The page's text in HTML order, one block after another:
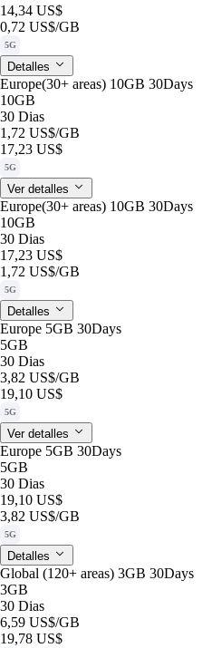
14,34 US$
0,72 US$/GB
5G
Detalles
Europe(30+ areas) 10GB 30Days
10GB
30 Dias
1,72 US$/GB
17,23 US$
5G
Ver detalles
Europe(30+ areas) 10GB 30Days
10GB
30 Dias
17,23 US$
1,72 US$/GB
5G
Detalles
Europe 5GB 30Days
5GB
30 Dias
3,82 US$/GB
19,10 US$
5G
Ver detalles
Europe 5GB 30Days
5GB
30 Dias
19,10 US$
3,82 US$/GB
5G
Detalles
Global (120+ areas) 3GB 30Days
3GB
30 Dias
6,59 US$/GB
19,78 US$